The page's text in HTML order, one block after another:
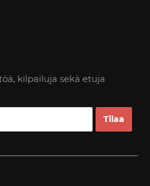
kilpailuja sekä etuja